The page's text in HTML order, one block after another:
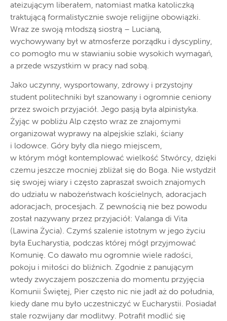
ateizującym liberałem, natomiast matka katoliczką
traktującą formalistycznie swoje religijne obowiązki.
Wraz ze swoją młodszą siostrą – Lucianą,
wychowywany był w atmosferze porządku i dyscypliny,
co pomogło mu w stawianiu sobie wysokich wymagań,
a przede wszystkim w pracy nad sobą.
Jako uczynny, wysportowany, zdrowy i przystojny
student politechniki był szanowany i ogromnie ceniony
przez swoich przyjaciół. Jego pasją była alpinistyka.
Żyjąc w pobliżu Alp często wraz ze znajomymi
organizował wyprawy na alpejskie szlaki, ściany
i lodowce. Góry były dla niego miejscem,
w którym mógł kontemplować wielkość Stwórcy, dzięki
czemu jeszcze mocniej zbliżał się do Boga. Nie wstydził
się swojej wiary i często zapraszał swoich znajomych
do udziału w nabożeństwach kościelnych, adoracjach
adoracjach, procesjach. Z pewnością nie bez powodu
został nazywany przez przyjaciół: Valanga di Vita
(Lawina Życia). Czymś szalenie istotnym w jego życiu
była Eucharystia, podczas której mógł przyjmować
Komunię. Co dawało mu ogromnie wiele radości,
pokoju i miłości do bliźnich. Zgodnie z panującym
wtedy zwyczajem poszczenia do momentu przyjęcia
Komunii Świętej, Pier często nic nie jadł aż do południa,
kiedy dane mu było uczestniczyć w Eucharystii. Posiadał
stale rozwijany dar modlitwy. Potrafił modlić się